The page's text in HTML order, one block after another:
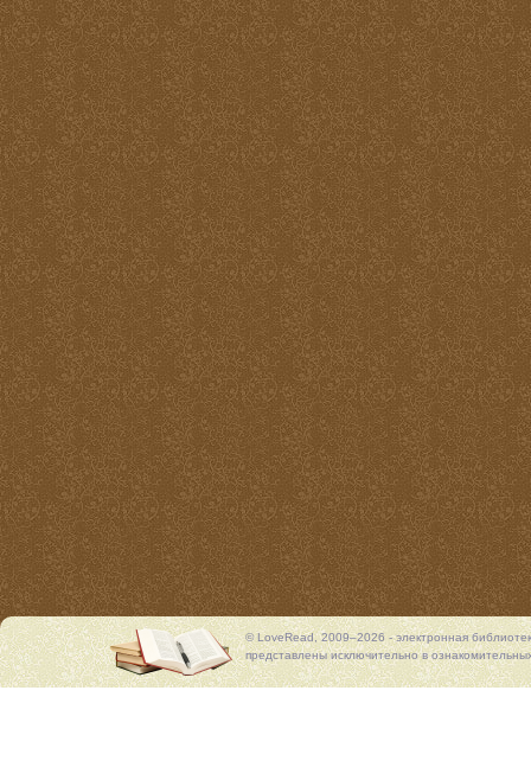
© LoveRead, 2009–2026 - электронная
представлены исключительно в